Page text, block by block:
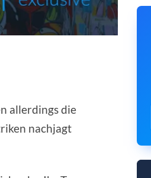
allerdings die
nachjagt